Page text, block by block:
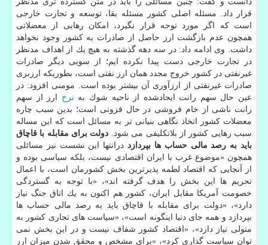
قرار داد. مسئله اصلی كشور مسئله بقا، توسعه و تجارت خارجی
است كه اگر مورد توجه قرار نگیرد، امكان رهایی از معضلاتی
همچون عدم بازگشت ارز حاصل از صادرات به كشور وجود نخواهد
داشت. وی ادامه داد: در سه دهه گذشته به هیچ یك از اهداف مدنظر
در تجارت خارجی دست پیدا نكرده ایم؛ از سویی دیگر صادرات
غیرنفتی در كشور خروج مجدد همان ارز نفتی است، بطوریكه ارزبری
صادرات غیرنفتی از ارزآوری آن بیشتر بوده است. مومنی افزود: در
عین حال سهم رانت ایجادشده از ناحیه شوك به نرخ ارز از سهم
رانت ناشی از خام فروشی در حال فزونی است؛ بدین سبب چاره
معضلات كشور اتخاذ نگاهی بنیانی تر به مسائل است كه این مساله
سبب رهایی كشور از بلاتكلیفی می شود. دولت برای مقابله با قاچاق
باید به رصد مالی حساب ها بپردازددرانتها این نشست نیز مسائلی
همچون «موضوع غرب با ایران اقتصادی نیست، بلكه سیاسی بوده و
از آنجایی كه اقتصاد لطمه پذیرترین بخش كشورمان است، با اعمال
تحریم ها این بخش را هدف گرفته اند»، «با توجه به گستردگی
خصومت آمریكا مقابل ایران، كشور هم اكنون به یك اتاق جنگ نیاز
دارد»، «دولت برای مقابله با قاچاق باید به رصد مالی حساب ها
بپردازد و همه جای دنیا اینگونه است»، «سیاست های تجاری كشور به
متولی نیاز دارد»، «اقتصاد كشور شفاف نیست و در این بخش نمی
توان سیاست گذاری كرد»، «برای مشخص و محقق شدن میزان ارز